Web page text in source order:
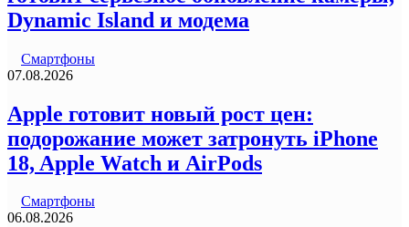
Dynamic Island и модема
Смартфоны
07.08.2026
Apple готовит новый рост цен:
подорожание может затронуть iPhone
18, Apple Watch и AirPods
Смартфоны
06.08.2026